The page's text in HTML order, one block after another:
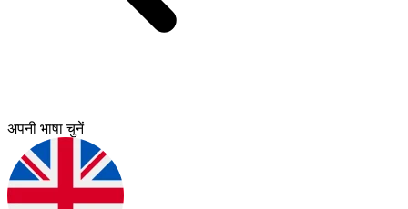
अपनी भाषा चुनें